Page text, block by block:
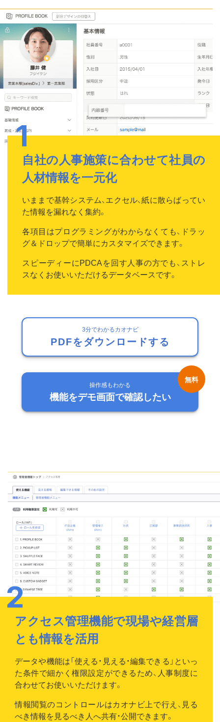
自社の人事施策に合わせて社員の
人材情報を一元化
いままで基幹システム、エクセル、紙に散らばってい
た情報を漏れなく集約。
各項目はプログラミングがわからなくても、ドラッ
グ＆ドロップで簡単にカスタマイズできます。
スピーディーにPDCAを回す人事の方でも、ストレ
スなくお使いいただけるデータベースです。
3分でわかるカオナビ
PDFをダウンロードする
操作感もわかる
機能をデモ画面で確認したい
アクセス管理機能で現場や経営層
とも情報を活用
データや機能は「使える・見える・編集できる」といっ
た条件で細かく権限設定ができるため、人事制度に
合わせてお使いいただけます。
情報閲覧のコントロールはカオナビ上で行え、見る
べき情報を見るべき人へ共有・公開できます。